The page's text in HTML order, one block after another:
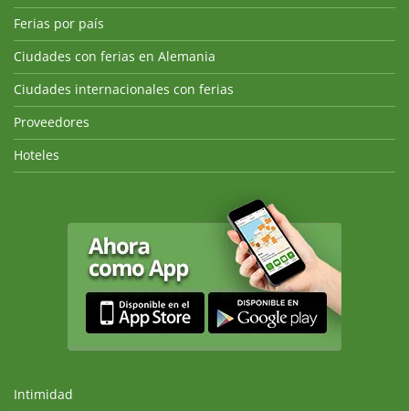
Ferias por país
Ciudades con ferias en Alemania
Ciudades internacionales con ferias
Proveedores
Hoteles
Intimidad